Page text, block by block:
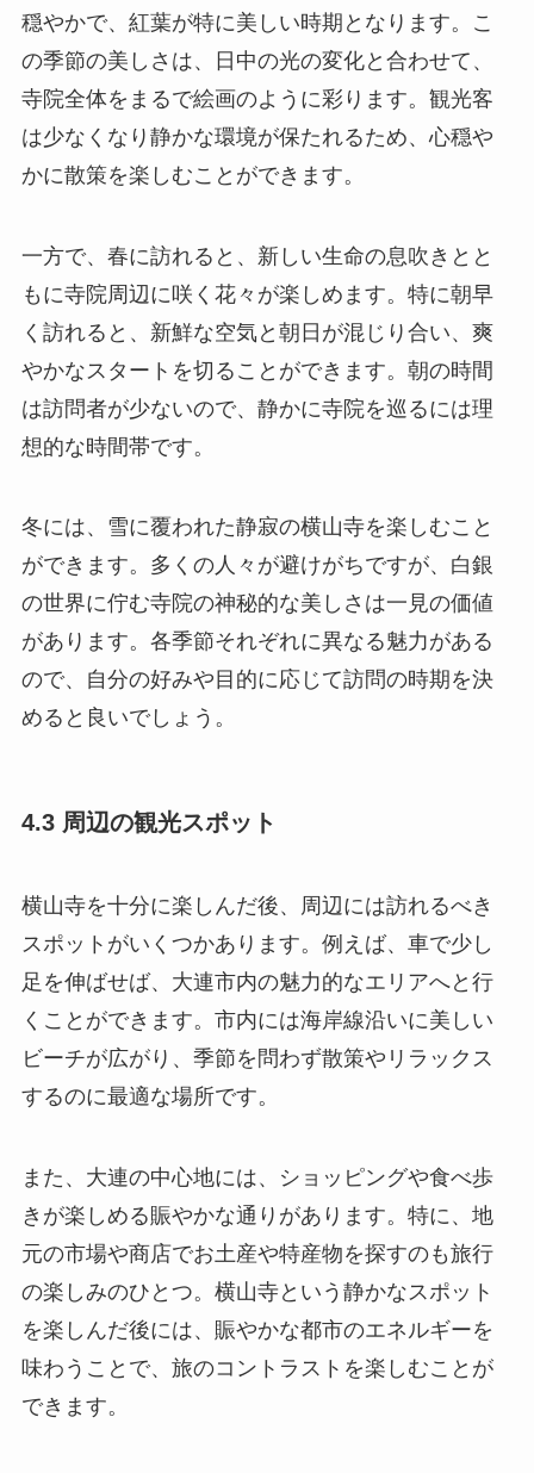
穏やかで、紅葉が特に美しい時期となります。こ
の季節の美しさは、日中の光の変化と合わせて、
寺院全体をまるで絵画のように彩ります。観光客
は少なくなり静かな環境が保たれるため、心穏や
かに散策を楽しむことができます。
一方で、春に訪れると、新しい生命の息吹きとと
もに寺院周辺に咲く花々が楽しめます。特に朝早
く訪れると、新鮮な空気と朝日が混じり合い、爽
やかなスタートを切ることができます。朝の時間
は訪問者が少ないので、静かに寺院を巡るには理
想的な時間帯です。
冬には、雪に覆われた静寂の横山寺を楽しむこと
ができます。多くの人々が避けがちですが、白銀
の世界に佇む寺院の神秘的な美しさは一見の価値
があります。各季節それぞれに異なる魅力がある
ので、自分の好みや目的に応じて訪問の時期を決
めると良いでしょう。
4.3 周辺の観光スポット
横山寺を十分に楽しんだ後、周辺には訪れるべき
スポットがいくつかあります。例えば、車で少し
足を伸ばせば、大連市内の魅力的なエリアへと行
くことができます。市内には海岸線沿いに美しい
ビーチが広がり、季節を問わず散策やリラックス
するのに最適な場所です。
また、大連の中心地には、ショッピングや食べ歩
きが楽しめる賑やかな通りがあります。特に、地
元の市場や商店でお土産や特産物を探すのも旅行
の楽しみのひとつ。横山寺という静かなスポット
を楽しんだ後には、賑やかな都市のエネルギーを
味わうことで、旅のコントラストを楽しむことが
できます。